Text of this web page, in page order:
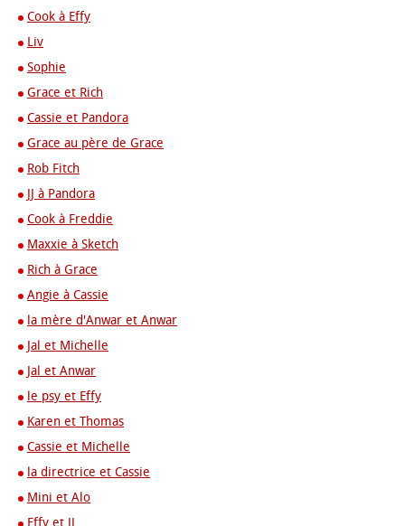
Cook à Effy
Liv
Sophie
Grace et Rich
Cassie et Pandora
Grace au père de Grace
Rob Fitch
JJ à Pandora
Cook à Freddie
Maxxie à Sketch
Rich à Grace
Angie à Cassie
la mère d'Anwar et Anwar
Jal et Michelle
Jal et Anwar
le psy et Effy
Karen et Thomas
Cassie et Michelle
la directrice et Cassie
Mini et Alo
Effy et JJ